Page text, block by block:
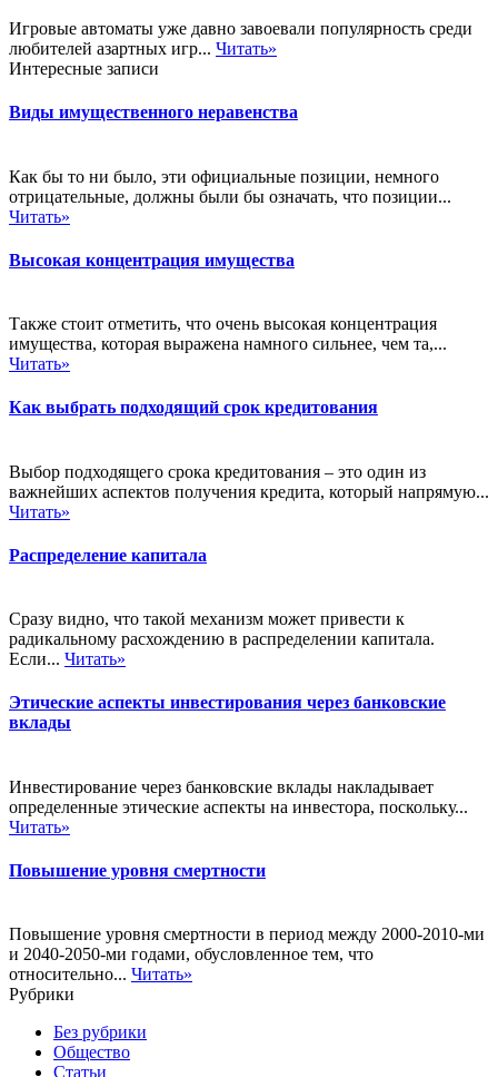
Игровые автоматы уже давно завоевали популярность среди
любителей азартных игр... Читать»
Интересные записи
Виды имущественного неравенства
Как бы то ни было, эти официальные позиции, немного
отрицательные, должны были бы означать, что позиции...
Читать»
Высокая концентрация имущества
Также стоит отметить, что очень высокая концентрация
имущества, которая выражена намного сильнее, чем та,...
Читать»
Как выбрать подходящий срок кредитования
Выбор подходящего срока кредитования – это один из
важнейших аспектов получения кредита, который напрямую...
Читать»
Распределение капитала
Сразу видно, что такой механизм может привести к
радикальному расхождению в распределении капитала.
Если... Читать»
Этические аспекты инвестирования через банковские
вклады
Инвестирование через банковские вклады накладывает
определенные этические аспекты на инвестора, поскольку...
Читать»
Повышение уровня смертности
Повышение уровня смертности в период между 2000-2010-ми
и 2040-2050-ми годами, обусловленное тем, что
относительно... Читать»
Рубрики
Без рубрики
Общество
Статьи